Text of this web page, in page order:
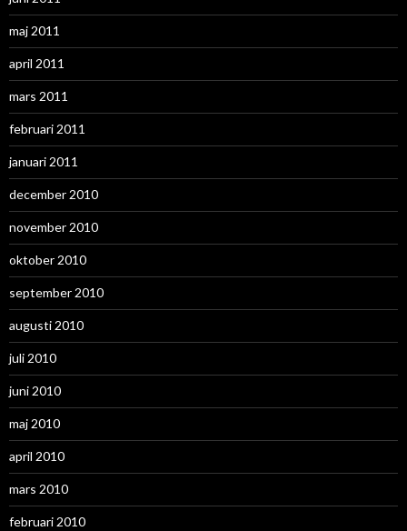
maj 2011
april 2011
mars 2011
februari 2011
januari 2011
december 2010
november 2010
oktober 2010
september 2010
augusti 2010
juli 2010
juni 2010
maj 2010
april 2010
mars 2010
februari 2010